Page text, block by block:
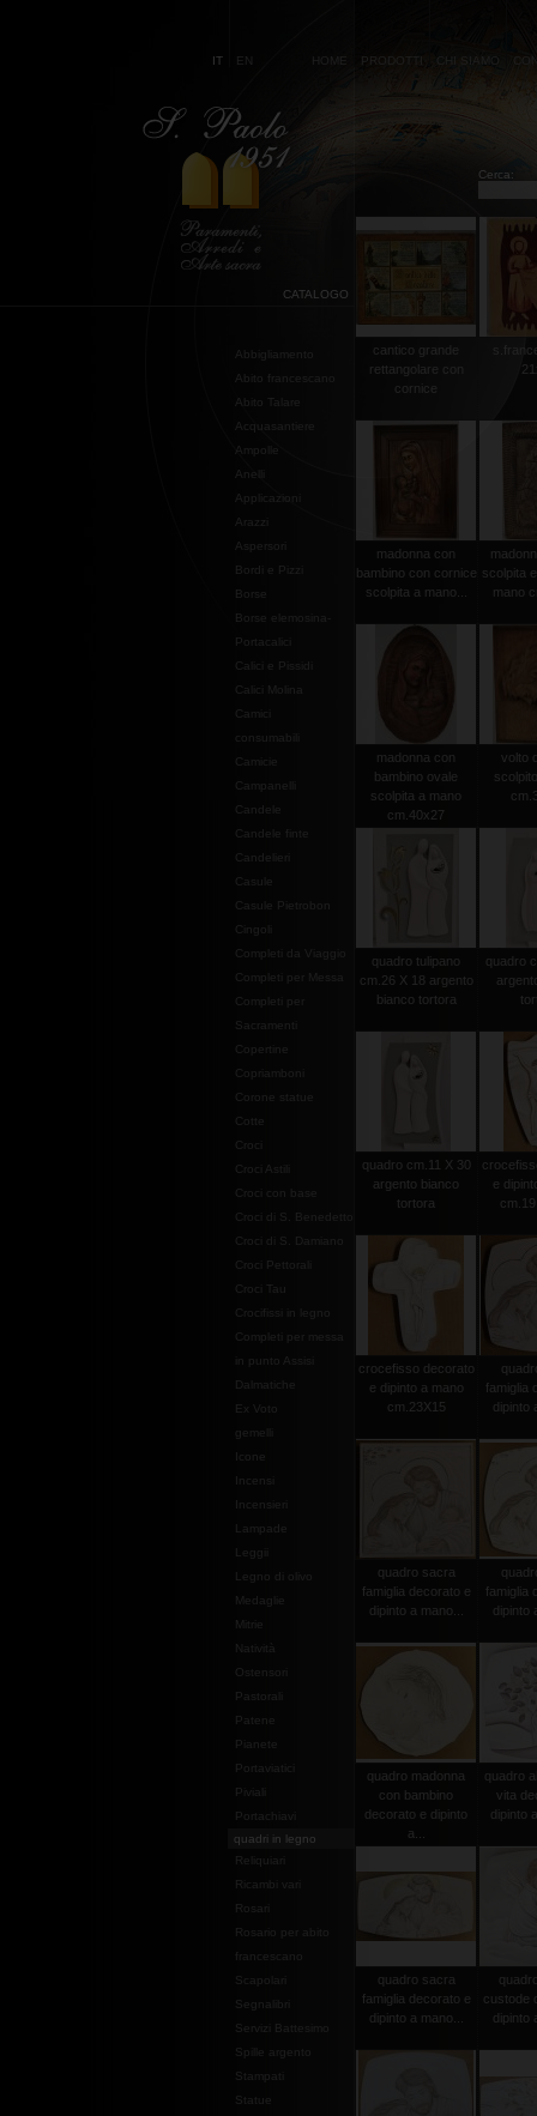
IT EN HOME PRODOTTI CHI SIAMO
Cerca:
CATALOGO
Abbigliamento
Abito francescano
Abito Talare
Acquasantiere
Ampolle
Anelli
Applicazioni
Arazzi
Aspersori
Bordi e Pizzi
Borse
Borse elemosina-
Portacalici
Calici e Pissidi
Calici Molina
Campanelli
Candele
Candele finte
Candelieri
Casule
Casule Pietrobon
Cingoli
Completi da Viaggio
Completi per Messa
Completi per
Sacramenti
Copertine
Copriamboni
Corone statue
Cotte
Croci
Croci Astili
Croci con base
Croci di S. Benedetto
Croci di S. Damiano
Croci Pettorali
Croci Tau
Crocifissi in legno
Completi per messa
in punto Assisi
Dalmatiche
Ex Voto
gemelli
Leggii
Legno di olivo
Medaglie
Mitrie
Natività
Ostensori
Pastorali
Patene
Pianete
Portaviatici
Piviali
Portachiavi
quadri in legno
Reliquiari
Ricambi vari
Rosari
Rosario per abito
francescano
Scapolari
Segnalibri
Servizi Battesimo
Spille argento
Stampati
Statue
cantico grande
rettangolare con
cornice
madonna con
bambino con cornice
scolpita a mano...
scolpita
mano
madonna con
bambino ovale
scolpita a mano
cm.40x27
volto
quadro tulipano
cm.26 X 18 argento
bianco tortora
quadro
quadro cm.11 X 30
argento bianco
tortora
e
crocefisso decorato
e dipinto a mano
cm.23X15
famiglia
dipinto
quadro sacra
famiglia decorato e
dipinto a mano...
famiglia
dipinto
quadro madonna
con bambino
decorato e dipinto
a...
quadro
vita
dipinto
quadro sacra
famiglia decorato e
dipinto a mano...
custode
dipinto